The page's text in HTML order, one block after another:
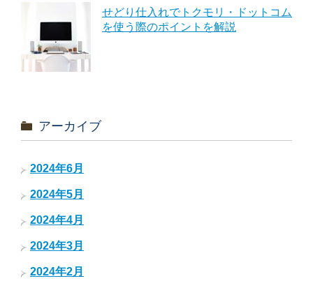
せどり仕入れでトクモリ・ドットコム
を使う際のポイントを解説
アーカイブ
2024年6月
2024年5月
2024年4月
2024年3月
2024年2月